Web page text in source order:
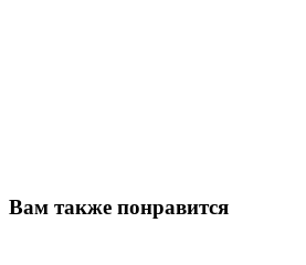
Вам также понравится